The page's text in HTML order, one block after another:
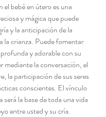
el bebé en útero es una
y mágica que puede
y la anticipación de la
la crianza. Puede fomentar
y adorable con su
mediante la conversación, el
la participación de sus seres
conscientes. El vínculo
será la base de toda una vida
entre usted y su cría.